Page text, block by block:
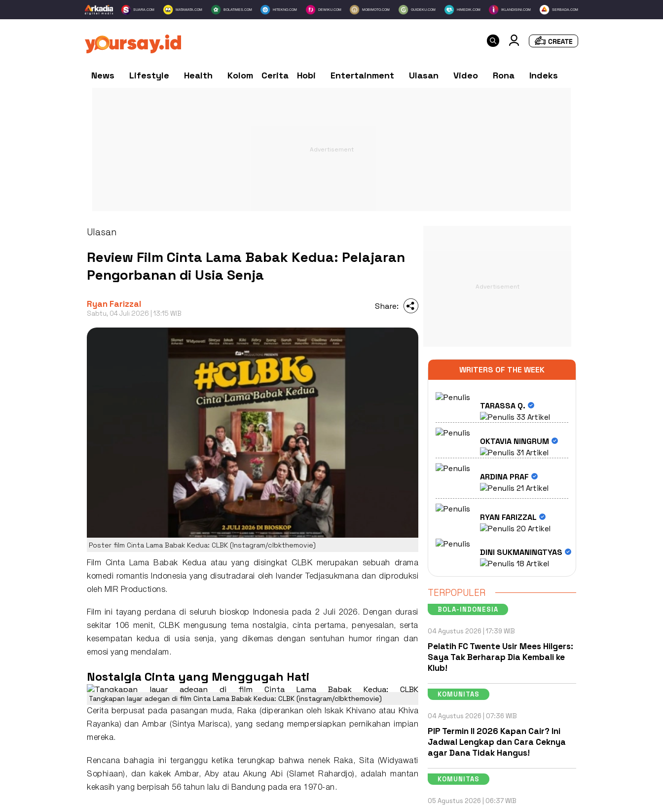
SUARA.COM MATAMATA.COM BOLATIMES.COM HITEKNO.COM DEWIKU.COM MOBIMOTO.COM GUIDEKU.COM HIMEDIK.COM IKLANDISINI.COM SERBADA.COM
News Lifestyle Health Kolom Cerita Hobi Entertainment Ulasan Video Rona Indeks
Ulasan
Review Film Cinta Lama Babak Kedua: Pelajaran
Pengorbanan di Usia Senja
Ryan Farizzal
Sabtu, 04 Juli 2026 | 13:15 WIB
Share:
Poster film Cinta Lama Babak Kedua: CLBK (Instagram/clbkthemovie)
Film Cinta Lama Babak Kedua atau yang disingkat CLBK merupakan sebuah drama
komedi romantis Indonesia yang disutradarai oleh Ivander Tedjasukmana dan diproduksi
oleh MIR Productions.
Film ini tayang perdana di seluruh bioskop Indonesia pada 2 Juli 2026. Dengan durasi
sekitar 106 menit, CLBK mengusung tema nostalgia, cinta pertama, penyesalan, serta
kesempatan kedua di usia senja, yang dikemas dengan sentuhan humor ringan dan
emosi yang mendalam.
Nostalgia Cinta yang Menggugah Hati
Tangkapan layar adegan di film Cinta Lama Babak Kedua: CLBK (instagram/clbkthemovie)
Cerita berpusat pada pasangan muda, Raka (diperankan oleh Iskak Khivano atau Khiva
Rayanka) dan Ambar ( Sintya Marisca), yang sedang mempersiapkan pernikahan impian
mereka.
Rencana bahagia ini terganggu ketika terungkap bahwa nenek Raka, Sita (Widyawati
Sophiaan), dan kakek Ambar, Aby atau Akung Abi ( Slamet Rahardjo), adalah mantan
kekasih yang berpisah 56 tahun lalu di Bandung pada era 1970-an.
WRITERS OF THE WEEK
TARASSA Q.
33 Artikel
OKTAVIA NINGRUM
31 Artikel
ARDINA PRAF
21 Artikel
RYAN FARIZZAL
20 Artikel
DINI SUKMANINGTYAS
18 Artikel
TERPOPULER
BOLA-INDONESIA
04 Agustus 2026 | 17:39 WIB
Pelatih FC Twente Usir Mees Hilgers:
Saya Tak Berharap Dia Kembali ke
Klub!
KOMUNITAS
04 Agustus 2026 | 07:36 WIB
PIP Termin II 2026 Kapan Cair? Ini
Jadwal Lengkap dan Cara Ceknya
agar Dana Tidak Hangus!
KOMUNITAS
05 Agustus 2026 | 06:37 WIB